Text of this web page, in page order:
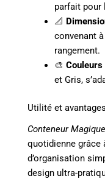
parfait pour
📐
convenant
rangement.
🎨
et Gris,
Utilité et
Conteneur Magique
quotidienne grâce
d’organisation
design ultra-